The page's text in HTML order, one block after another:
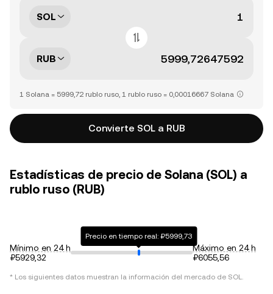
SOL
RUB
1 Solana = 5999,72 rublo ruso, 1 rublo ruso = 0,00016667 Solana
Convierte SOL a RUB
Estadísticas de precio de Solana (SOL) a
rublo ruso (RUB)
Mínimo en 24 h
₽5929,32
Precio en tiempo real: ₽5999,73
Máximo en 24 h
₽6055,56
* Los siguientes datos muestran la información del mercado de SOL.